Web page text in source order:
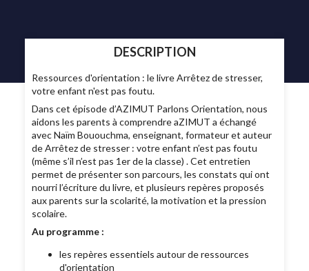
DESCRIPTION
Ressources d'orientation : le livre Arrêtez de stresser,
votre enfant n'est pas foutu.
Dans cet épisode d’AZIMUT Parlons Orientation, nous
aidons les parents à comprendre aZIMUT a échangé
avec Naïm Bououchma, enseignant, formateur et auteur
de Arrêtez de stresser : votre enfant n’est pas foutu
(même s’il n’est pas 1er de la classe) . Cet entretien
permet de présenter son parcours, les constats qui ont
nourri l’écriture du livre, et plusieurs repères proposés
aux parents sur la scolarité, la motivation et la pression
scolaire.
Au programme :
les repères essentiels autour de ressources
d'orientation